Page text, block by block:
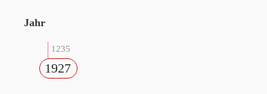
Jahr
1235
1927